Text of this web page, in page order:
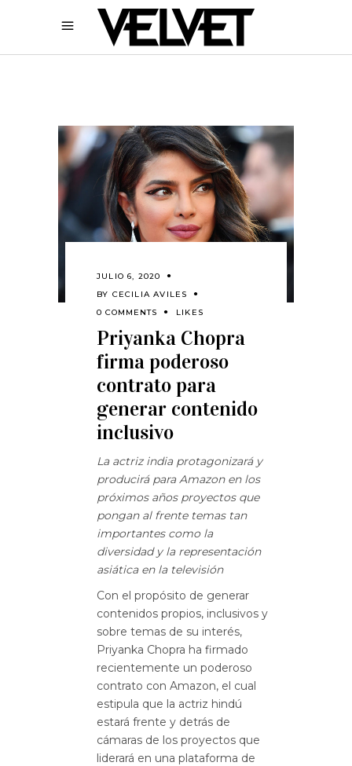
JULIO 6, 2020
BY CECILIA AVILES
0 COMMENTS
LIKES
Priyanka Chopra
firma poderoso
contrato para
generar contenido
inclusivo
La actriz india protagonizará y
producirá para Amazon en los
próximos años proyectos que
pongan al frente temas tan
importantes como la
diversidad y la representación
asiática en la televisión
Con el propósito de generar
contenidos propios, inclusivos y
sobre temas de su interés,
Priyanka Chopra ha firmado
recientemente un poderoso
contrato con Amazon, el cual
estipula que la actriz hindú
estará frente y detrás de
cámaras de los proyectos que
liderará en una plataforma de